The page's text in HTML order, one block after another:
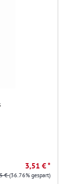
3,51 € *
€(36.76% gespart)